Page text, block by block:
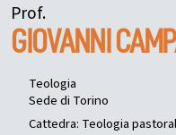
Prof.
GIOVANNI
Teologia
Sede di Torino
Cattedra: Teologia